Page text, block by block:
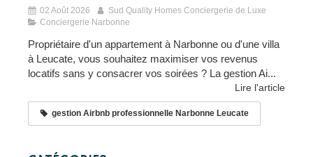
02 Août 2026
Sud Quality Homes Conciergerie de Luxe
Conciergerie Narbonne
Propriétaire d'un appartement à Narbonne ou d'une villa
à Leucate, vous souhaitez maximiser vos revenus
locatifs sans y consacrer vos soirées ? La gestion Ai...
Lire l'article
gestion Airbnb professionnelle Narbonne Leucate